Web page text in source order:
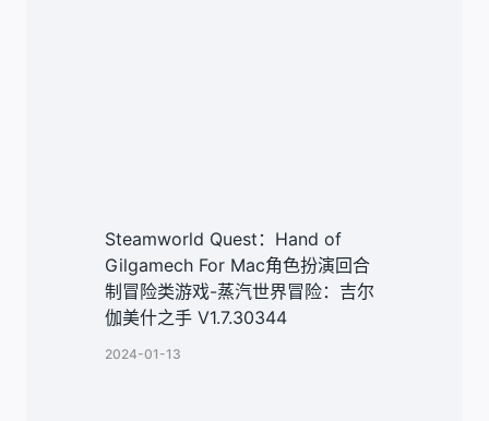
Steamworld Quest：Hand of
Gilgamech For Mac角色扮演回合
制冒险类游戏-蒸汽世界冒险：吉尔
伽美什之手 V1.7.30344
2024-01-13